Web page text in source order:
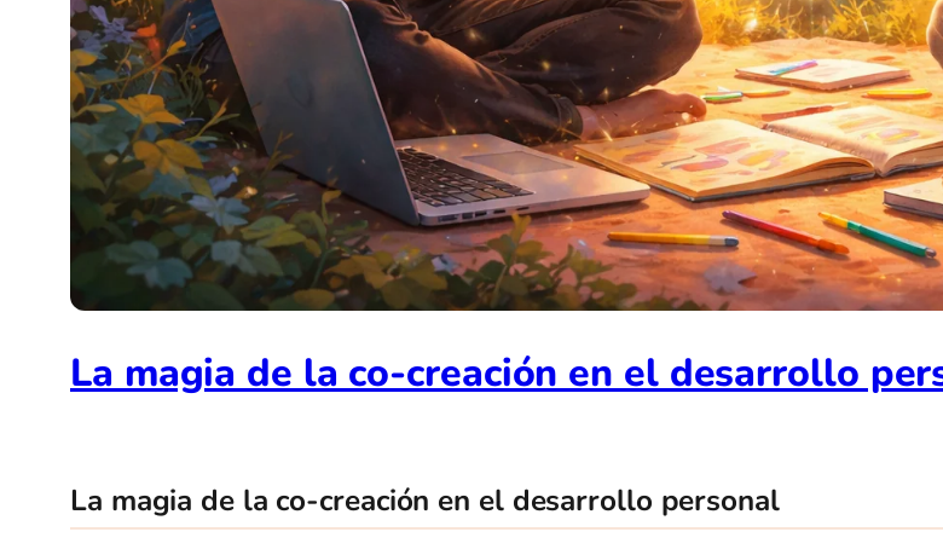
La magia de la co-creación en el desarrollo
La magia de la co-creación en el desarrollo personal